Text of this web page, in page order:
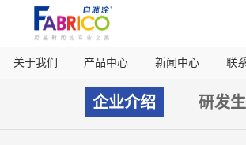
关于我们 产品中心 新闻中心 联
企业介绍 研发